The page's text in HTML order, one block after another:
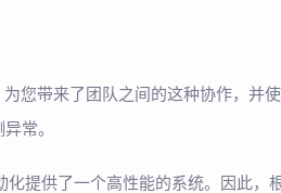
您带来了团队之间的这种协作，并使
常。
提供了一个高性能的系统。因此，